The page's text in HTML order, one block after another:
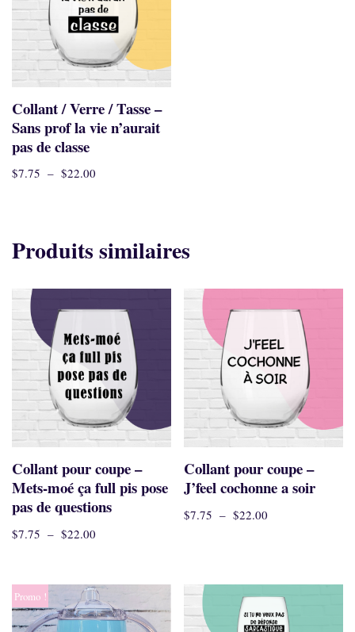
Collant / Verre / Tasse –
Sans prof la vie n’aurait
pas de classe
$7.75 – $22.00
Produits similaires
Collant pour coupe –
Mets-moé ça full pis pose
pas de questions
$7.75 – $22.00
Collant pour coupe –
J’feel cochonne a soir
$7.75 – $22.00
Promo !